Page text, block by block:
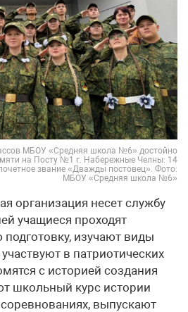
МБОУ «Средняя школа №6» достойно
на Посту №1 г. Набережные Челны: 14
звание «Дважды постовец». Фото:
МБОУ «Средняя школа №6»
организация несет службу
учащиеся проходят
изучают виды
в патриотических
с историей создания
школьный курс истории
выпускают